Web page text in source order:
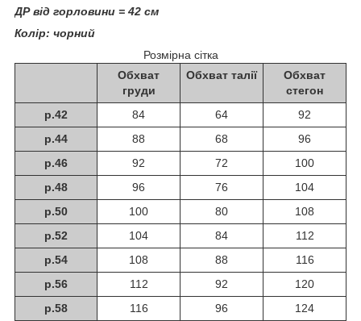
ДР від горловини = 42 см
Колір: чорний
Розмірна сітка
Обхват
груди
Обхват талії
Обхват
стегон
р.42
84 64
92
р.44
88 68
96
р.46
92 72
100
р.48
96 76
104
р.50
100 80
108
р.52
104 84
112
р.54
108 88
116
р.56
112 92
120
р.58
116 96 124